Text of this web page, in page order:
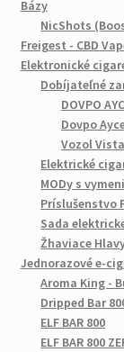
Bázy
NicShots
Freigest - CBD
Elektronické
Dobíjateľné
DOVPO
Dovpo
Vozol
Elektrické
MODy s
Príslušenstvo
Sada
Žhaviace
Jednorazové e-
Aroma King -
Dripped Bar
ELF BAR 800
ELF BAR 800